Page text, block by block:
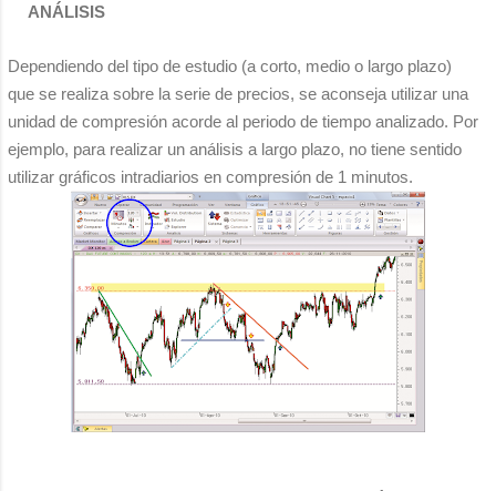
ANÁLISIS
Dependiendo del tipo de estudio (a corto, medio o largo plazo)
que se realiza sobre la serie de precios, se aconseja utilizar una
unidad de compresión acorde al periodo de tiempo analizado. Por
ejemplo, para realizar un análisis a largo plazo, no tiene sentido
utilizar gráficos intradiarios en compresión de 1 minutos.